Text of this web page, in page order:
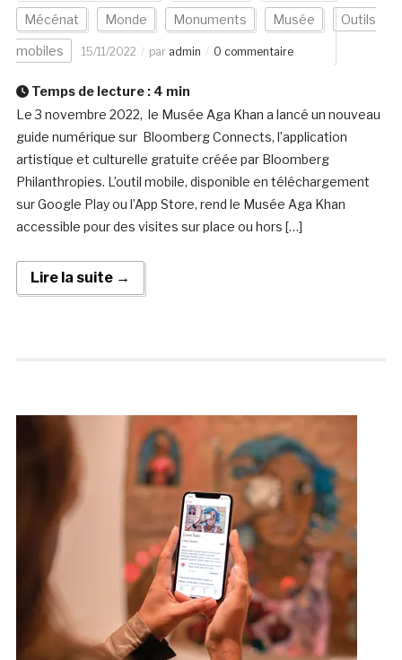
Mécénat Monde Monuments Musée Outils
mobiles 15/11/2022 par admin 0 commentaire
Temps de lecture : 4 min
Le 3 novembre 2022, le Musée Aga Khan a lancé un nouveau
guide numérique sur Bloomberg Connects, l’application
artistique et culturelle gratuite créée par Bloomberg
Philanthropies. L’outil mobile, disponible en téléchargement
sur Google Play ou l’App Store, rend le Musée Aga Khan
accessible pour des visites sur place ou hors […]
Lire la suite →